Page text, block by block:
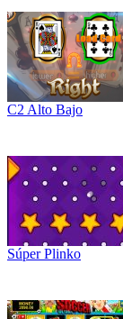
C2 Alto Bajo
Súper Plinko